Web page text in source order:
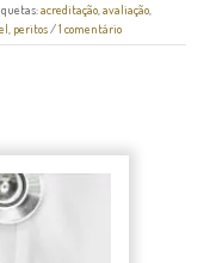
acreditação,avaliação,
, peritos/1 comentário